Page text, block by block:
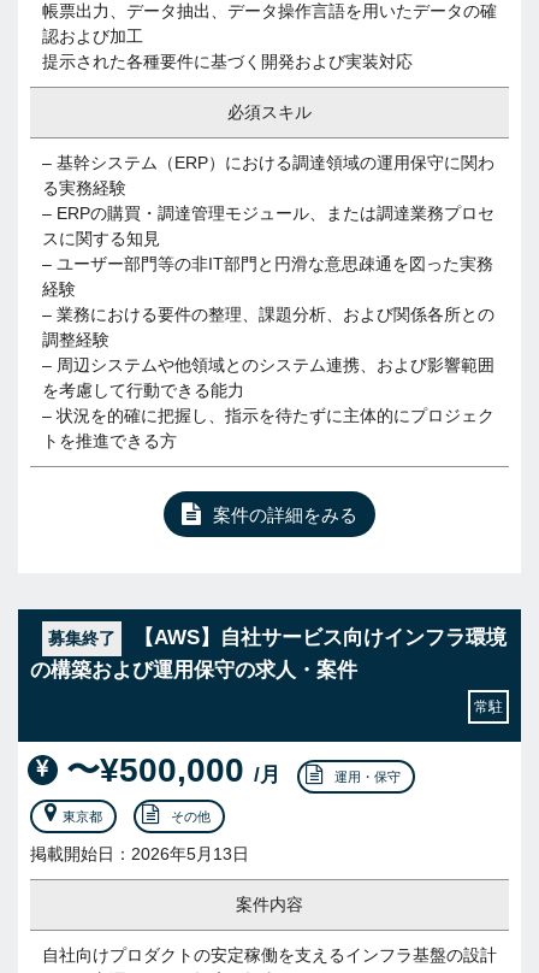
帳票出力、データ抽出、データ操作言語を用いたデータの確
認および加工
提示された各種要件に基づく開発および実装対応
必須スキル
– 基幹システム（ERP）における調達領域の運用保守に関わ
る実務経験
– ERPの購買・調達管理モジュール、または調達業務プロセ
スに関する知見
– ユーザー部門等の非IT部門と円滑な意思疎通を図った実務
経験
– 業務における要件の整理、課題分析、および関係各所との
調整経験
– 周辺システムや他領域とのシステム連携、および影響範囲
を考慮して行動できる能力
– 状況を的確に把握し、指示を待たずに主体的にプロジェク
トを推進できる方
案件の詳細をみる
募集終了
【AWS】自社サービス向けインフラ環境
の構築および運用保守の求人・案件
常駐
〜¥500,000 /月 運用・保守
東京都 その他
掲載開始日：2026年5月13日
案件内容
自社向けプロダクトの安定稼働を支えるインフラ基盤の設計